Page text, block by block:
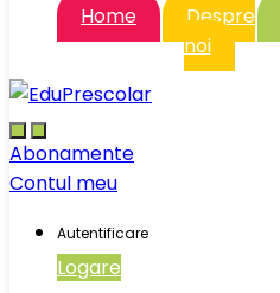
Home
Despre
noi
Abonamente
Contul meu
Autentificare
Logare